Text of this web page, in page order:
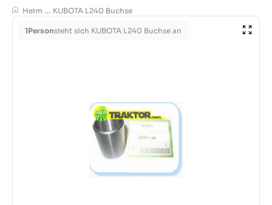
Heim ... KUBOTA L240 Buchse
1Personsieht sich KUBOTA L240 Buchse an